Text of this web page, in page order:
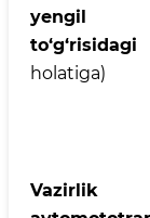
to‘g‘risidagi
holatiga)
Vazirlik